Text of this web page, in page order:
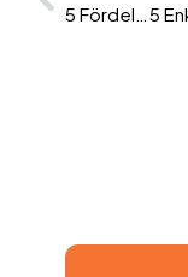
5 Fördelar Med Att Jobba Extra!